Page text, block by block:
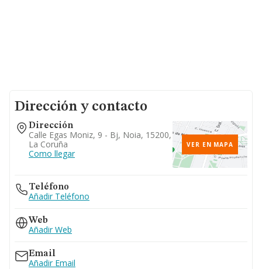
Dirección y contacto
Dirección
Calle Egas Moniz, 9 - Bj, Noia, 15200,
La Coruña
Como llegar
VER EN MAPA
Teléfono
Añadir Teléfono
Web
Añadir Web
Email
Añadir Email